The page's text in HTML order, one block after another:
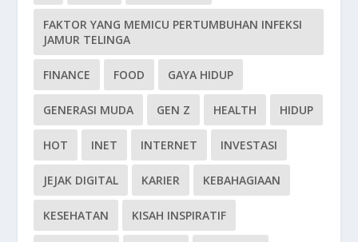
FAKTOR YANG MEMICU PERTUMBUHAN INFEKSI
JAMUR TELINGA
FINANCE FOOD GAYA HIDUP
GENERASI MUDA GEN Z HEALTH HIDUP
HOT INET INTERNET INVESTASI
JEJAK DIGITAL KARIER KEBAHAGIAAN
KESEHATAN KISAH INSPIRATIF